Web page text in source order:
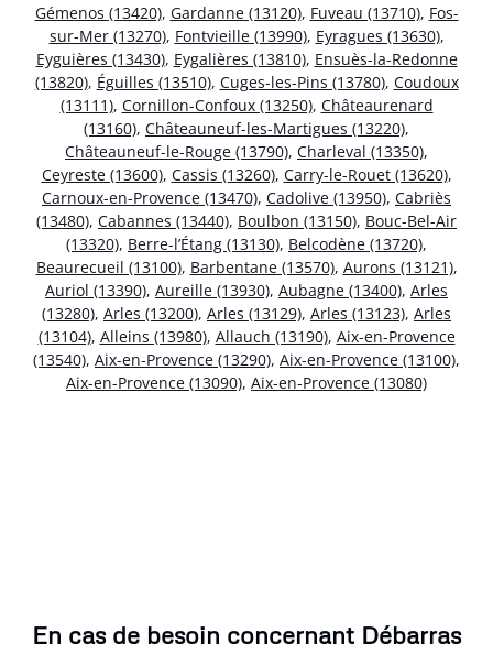
Gémenos (13420), Gardanne (13120), Fuveau (13710), Fos-
sur-Mer (13270), Fontvieille (13990), Eyragues (13630),
Eyguières (13430), Eygalières (13810), Ensuès-la-Redonne
(13820), Éguilles (13510), Cuges-les-Pins (13780), Coudoux
(13111), Cornillon-Confoux (13250), Châteaurenard
(13160), Châteauneuf-les-Martigues (13220),
Châteauneuf-le-Rouge (13790), Charleval (13350),
Ceyreste (13600), Cassis (13260), Carry-le-Rouet (13620),
Carnoux-en-Provence (13470), Cadolive (13950), Cabriès
(13480), Cabannes (13440), Boulbon (13150), Bouc-Bel-Air
(13320), Berre-l’Étang (13130), Belcodène (13720),
Beaurecueil (13100), Barbentane (13570), Aurons (13121),
Auriol (13390), Aureille (13930), Aubagne (13400), Arles
(13280), Arles (13200), Arles (13129), Arles (13123), Arles
(13104), Alleins (13980), Allauch (13190), Aix-en-Provence
(13540), Aix-en-Provence (13290), Aix-en-Provence (13100),
Aix-en-Provence (13090), Aix-en-Provence (13080)
En cas de besoin concernant Débarras